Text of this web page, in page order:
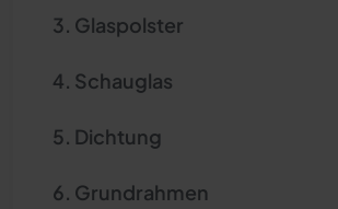
Glaspolster
Schauglas
Dichtung
Grundrahmen